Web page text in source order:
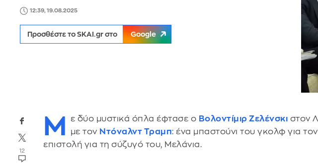
12:39, 19.08.2025
Προσθέστε το SKAI.gr στο Google
12
Μ ε δύο μυστικά όπλα έφτασε ο Βολοντίμιρ Ζελένσκι στον
με τον Ντόναλντ Τραμπ: ένα μπαστούνι του γκολφ για
επιστολή για τη σύζυγό του, Μελάνια.